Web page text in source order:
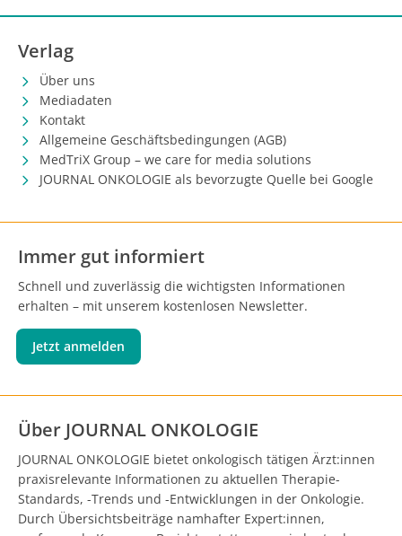
Verlag
Über uns
Mediadaten
Kontakt
Allgemeine Geschäftsbedingungen (AGB)
MedTriX Group – we care for media solutions
JOURNAL ONKOLOGIE als bevorzugte Quelle bei Google
Immer gut informiert
Schnell und zuverlässig die wichtigsten Informationen
erhalten – mit unserem kostenlosen Newsletter.
Jetzt anmelden
Über JOURNAL ONKOLOGIE
JOURNAL ONKOLOGIE bietet onkologisch tätigen Ärzt:innen
praxisrelevante Informationen zu aktuellen Therapie-
Standards, -Trends und -Entwicklungen in der Onkologie.
Durch Übersichtsbeiträge namhafter Expert:innen,